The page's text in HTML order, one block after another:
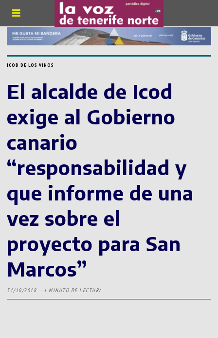
ICOD DE LOS VINOS
El alcalde de Icod
exige al Gobierno
canario
“responsabilidad y
que informe de una
vez sobre el
proyecto para San
Marcos”
31/10/2018 1 MINUTO DE LECTURA